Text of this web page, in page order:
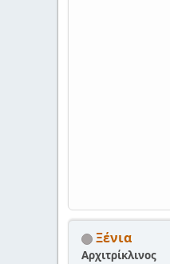
Ξένια
Αρχιτρίκλινος